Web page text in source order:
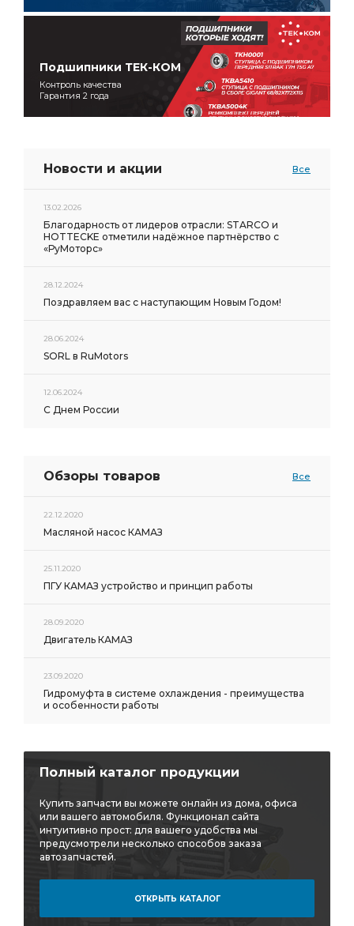
Подшипники ТЕК-КОМ
Контроль качества
Гарантия 2 года
Новости и акции Все
13.02.2026
Благодарность от лидеров отрасли: STARCO и
HOTTECKE отметили надёжное партнёрство с
«РуМоторс»
28.12.2024
Поздравляем вас с наступающим Новым Годом!
28.06.2024
SORL в RuMotors
12.06.2024
С Днем России
Обзоры товаров Все
22.12.2020
Масляной насос КАМАЗ
25.11.2020
ПГУ КАМАЗ устройство и принцип работы
28.09.2020
Двигатель КАМАЗ
23.09.2020
Гидромуфта в системе охлаждения - преимущества
и особенности работы
Полный каталог продукции
Купить запчасти вы можете онлайн из дома, офиса
или вашего автомобиля. Функционал сайта
интуитивно прост: для вашего удобства мы
предусмотрели несколько способов заказа
автозапчастей.
ОТКРЫТЬ КАТАЛОГ